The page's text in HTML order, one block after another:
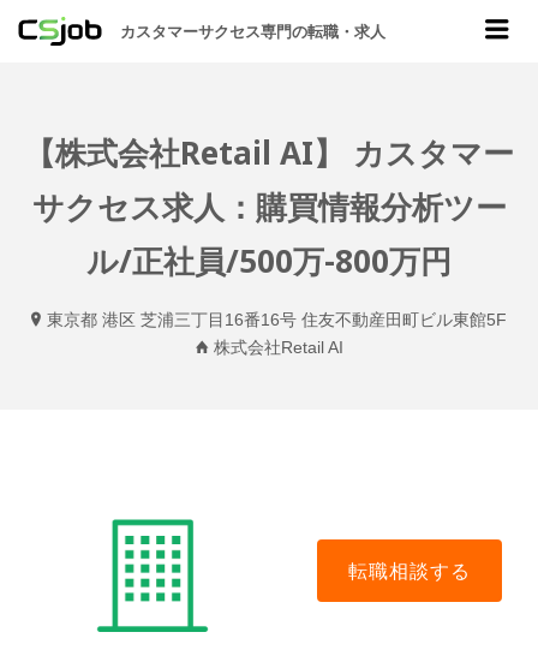
CSJOB
カスタマーサクセス専門の転職・求人
【株式会社Retail AI】 カスタマー
サクセス求人：購買情報分析ツー
ル/正社員/500万-800万円
東京都 港区 芝浦三丁目16番16号 住友不動産田町ビル東館5F
株式会社Retail AI